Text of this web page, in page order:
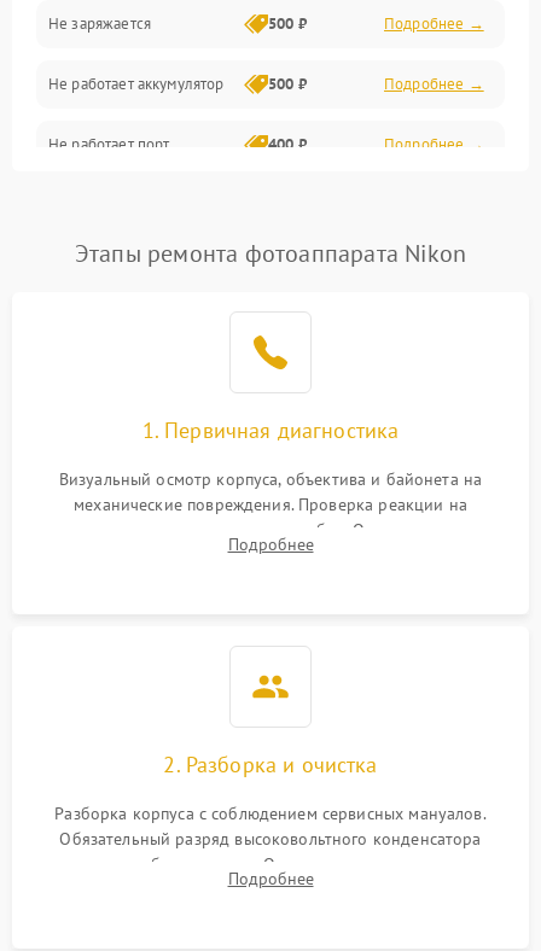
Объективы
Программные сбои
Коммуникации и интерфейсы
Не заряжается 500 ₽ Подробнее →
Не работает аккумулятор 500 ₽ Подробнее →
Не работает порт 400 ₽ Подробнее →
Этапы ремонта фотоаппарата Nikon
1. Первичная диагностика
Визуальный осмотр корпуса, объектива и байонета на
механические повреждения. Проверка реакции на
включение, считывание кодов ошибок. Оценка состояния
матрицы и затвора, проверка работы автофокуса и вспышки.
Подробнее
2. Разборка и очистка
Разборка корпуса с соблюдением сервисных мануалов.
Обязательный разряд высоковольтного конденсатора
вспышки для безопасности. Очистка внутренних узлов от
пыли, песка и следов влаги с помощью спецсредств.
Подробнее